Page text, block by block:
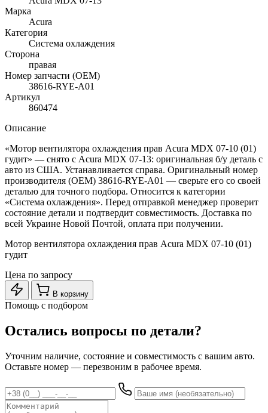
Марка
Acura
Категория
Система охлаждения
Сторона
правая
Номер запчасти (OEM)
38616-RYE-A01
Артикул
860474
Описание
«Мотор вентилятора охлаждения прав Acura MDX 07-10 (01)
гудит» — снято с Acura MDX 07-13: оригинальная б/у деталь с
авто из США. Устанавливается справа. Оригинальный номер
производителя (OEM) 38616-RYE-A01 — сверьте его со своей
деталью для точного подбора. Относится к категории
«Система охлаждения». Перед отправкой менеджер проверит
состояние детали и подтвердит совместимость. Доставка по
всей Украине Новой Почтой, оплата при получении.
Мотор вентилятора охлаждения прав Acura MDX 07-10 (01)
гудит
Цена по запросу
В корзину
Помощь с подбором
Остались вопросы по детали?
Уточним наличие, состояние и совместимость с вашим авто.
Оставьте номер — перезвоним в рабочее время.